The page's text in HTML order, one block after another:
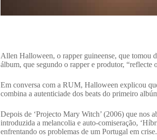
Allen Halloween, o rapper guineense, que tomou
álbum, que segundo o rapper e produtor, “reflecte
Em conversa com a RUM, Halloween explicou
combina a autenticiade dos beats do primeiro
Depois de ‘Projecto Mary Witch’ (2006) que nos
introduzida a melancolia e auto-comiseração,
enfrentando os problemas de um Portugal em